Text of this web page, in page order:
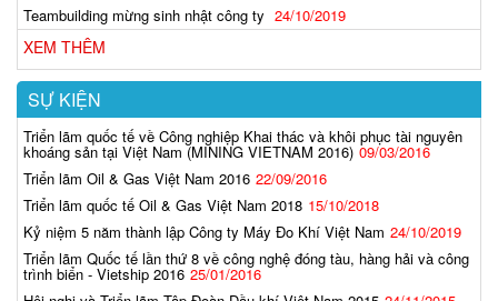
Teambuilding mừng sinh nhật công ty 24/10/2019
XEM THÊM
SỰ KIỆN
Triển lãm quốc tế về Công nghiệp Khai thác và khôi phục tài nguyên
khoáng sản tại Việt Nam (MINING VIETNAM 2016) 09/03/2016
Triển lãm Oil & Gas Việt Nam 2016 22/09/2016
Triển lãm quốc tế Oil & Gas Việt Nam 2018 15/10/2018
Kỷ niệm 5 năm thành lập Công ty Máy Đo Khí Việt Nam 24/10/2019
Triển lãm Quốc tế lần thứ 8 về công nghệ đóng tàu, hàng hải và công
trình biển - Vietship 2016 25/01/2016